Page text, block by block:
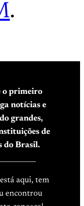
.
o primeiro
notícias e
grandes,
de
do Brasil.
aqui, tem
encontrou